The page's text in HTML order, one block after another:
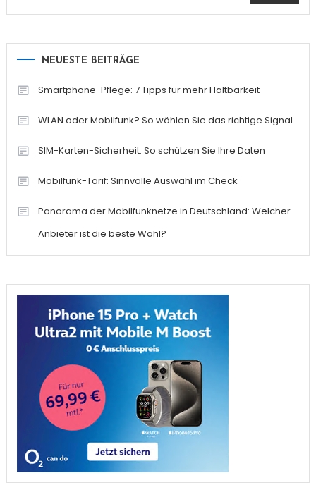
NEUESTE BEITRÄGE
Smartphone-Pflege: 7 Tipps für mehr Haltbarkeit
WLAN oder Mobilfunk? So wählen Sie das richtige Signal
SIM-Karten-Sicherheit: So schützen Sie Ihre Daten
Mobilfunk-Tarif: Sinnvolle Auswahl im Check
Panorama der Mobilfunknetze in Deutschland: Welcher
Anbieter ist die beste Wahl?